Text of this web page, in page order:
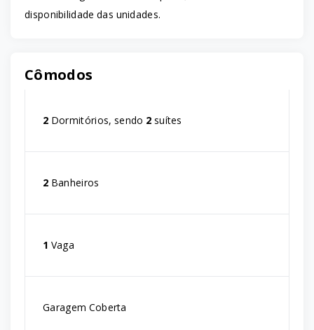
disponibilidade das unidades.
Cômodos
2 Dormitórios, sendo 2 suítes
2 Banheiros
1 Vaga
Garagem Coberta